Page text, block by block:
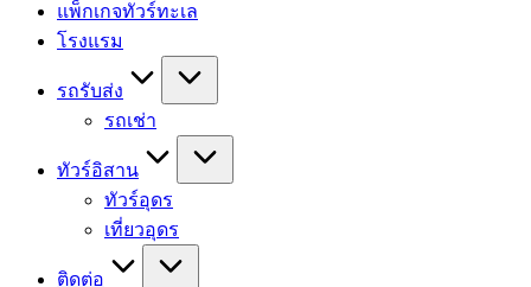
แพ็กเกจทัวร์ทะเล
โรงแรม
รถรับส่ง
รถเช่า
ทัวร์อิสาน
ทัวร์อุดร
เที่ยวอุดร
ติดต่อ